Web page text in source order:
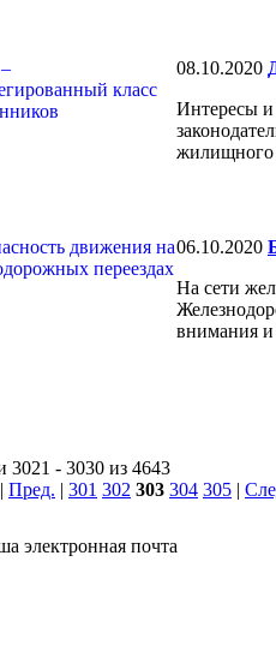
08.10.2020
Интересы и
жилищного
06.10.2020
На сети
внимания и
3021 - 3030 из 4643
| Пред. | 301 302 303 304 305 |
электронная почта